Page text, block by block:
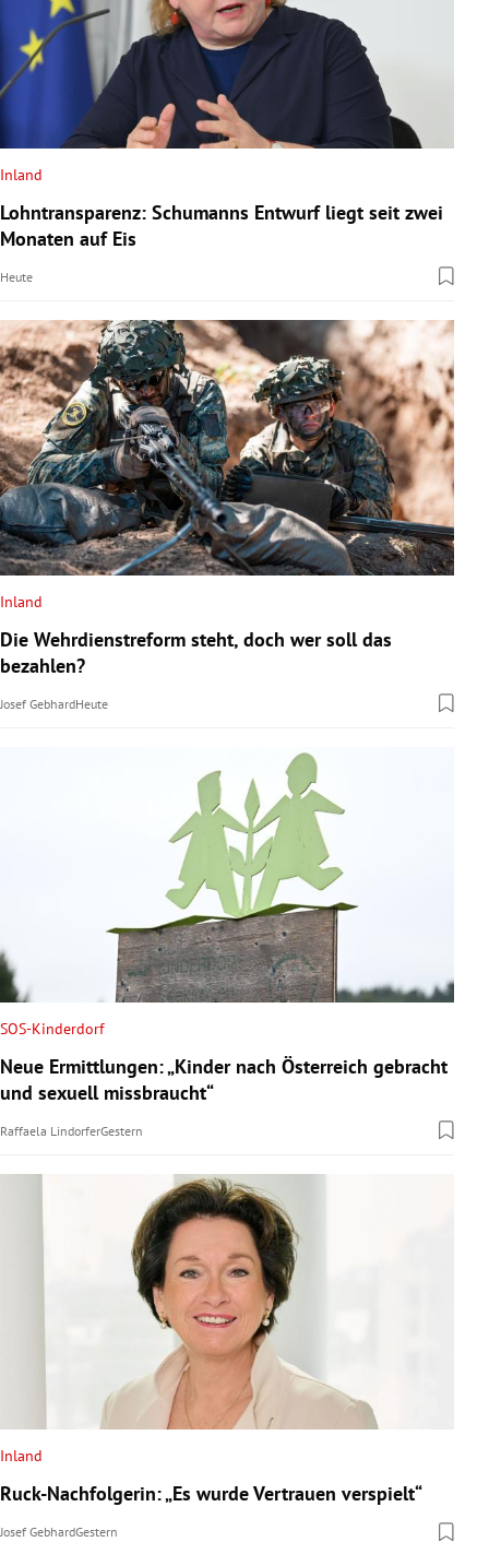
Inland
Lohntransparenz: Schumanns Entwurf liegt seit zwei
Monaten auf Eis
Heute
Inland
Die Wehrdienstreform steht, doch wer soll das
bezahlen?
Josef GebhardHeute
SOS-Kinderdorf
Neue Ermittlungen: „Kinder nach Österreich gebracht
und sexuell missbraucht“
Raffaela LindorferGestern
Inland
Ruck-Nachfolgerin: „Es wurde Vertrauen verspielt“
Josef GebhardGestern